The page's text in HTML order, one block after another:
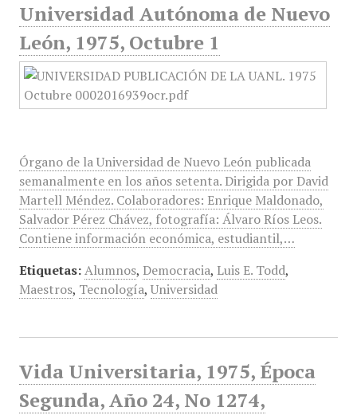
Universidad Autónoma de Nuevo
León, 1975, Octubre 1
Órgano de la Universidad de Nuevo León publicada
semanalmente en los años setenta. Dirigida por David
Martell Méndez. Colaboradores: Enrique Maldonado,
Salvador Pérez Chávez, fotografía: Álvaro Ríos Leos.
Contiene información económica, estudiantil,…
Etiquetas: Alumnos, Democracia, Luis E. Todd,
Maestros, Tecnología, Universidad
Vida Universitaria, 1975, Época
Segunda, Año 24, No 1274,